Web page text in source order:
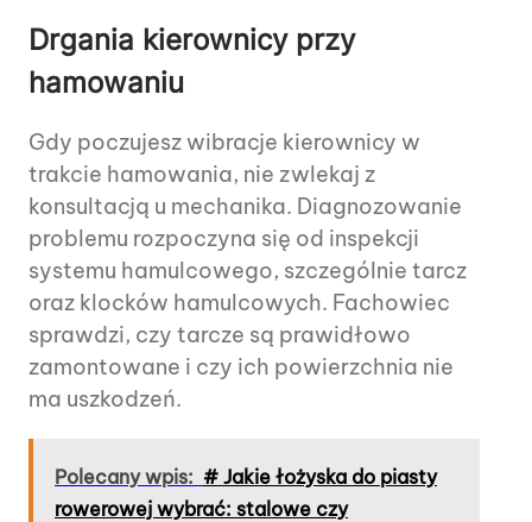
Drgania kierownicy przy
hamowaniu
Gdy poczujesz wibracje kierownicy w
trakcie hamowania, nie zwlekaj z
konsultacją u mechanika. Diagnozowanie
problemu rozpoczyna się od inspekcji
systemu hamulcowego, szczególnie tarcz
oraz klocków hamulcowych. Fachowiec
sprawdzi, czy tarcze są prawidłowo
zamontowane i czy ich powierzchnia nie
ma uszkodzeń.
Polecany wpis: # Jakie łożyska do piasty
rowerowej wybrać: stalowe czy